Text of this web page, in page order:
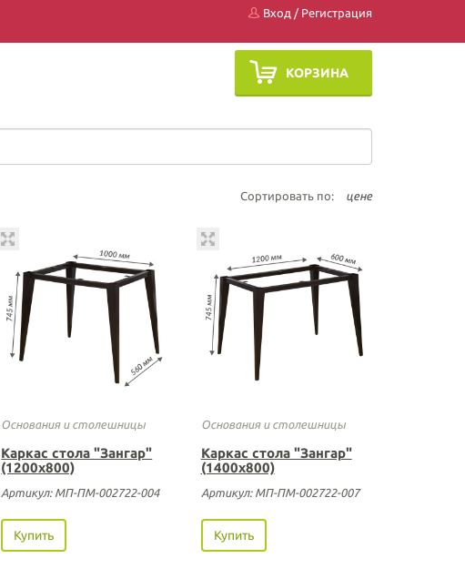
Вход / Регистрация
КОРЗИНА
Сортировать по: цене
Основания и столешницы
Каркас стола "Зангар"
(1200х800)
Артикул: МП-ПМ-002722-004
Купить
Основания и столешницы
Каркас стола "Зангар"
(1400х800)
Артикул: МП-ПМ-002722-007
Купить